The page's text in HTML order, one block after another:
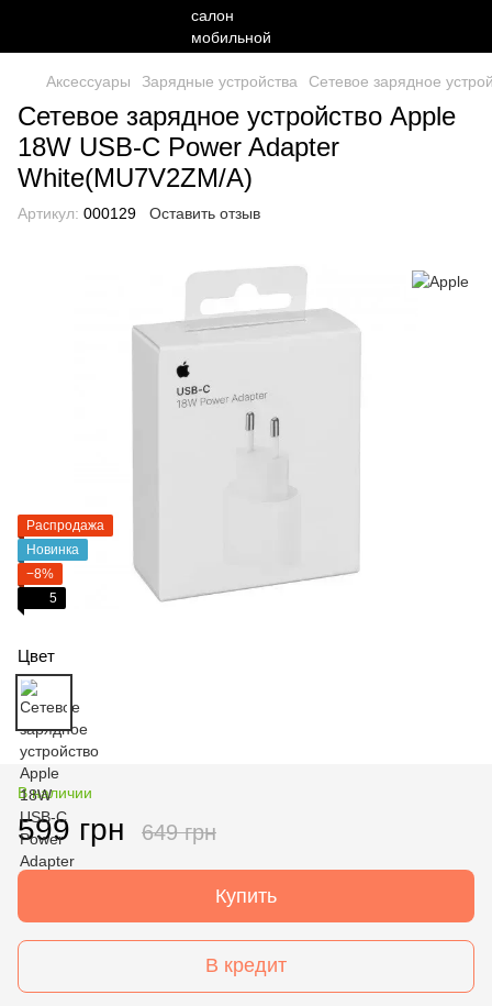
Аксессуары Зарядные устройства Сетевое зарядное
Сетевое зарядное устройство Apple
18W USB-C Power Adapter
White(MU7V2ZM/A)
Артикул: 000129 Оставить отзыв
Распродажа
Новинка
−8%
5
Цвет
В наличии
599 грн 649 грн
Купить
В кредит